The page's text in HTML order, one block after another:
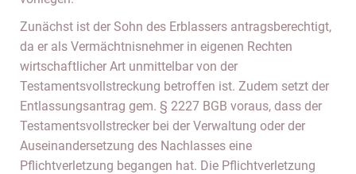
Zunächst ist der Sohn des Erblassers antragsberechtigt,
da er als Vermächtnisnehmer in eigenen Rechten
wirtschaftlicher Art unmittelbar von der
Testamentsvollstreckung betroffen ist. Zudem setzt der
Entlassungsantrag gem. § 2227 BGB voraus, dass der
Testamentsvollstrecker bei der Verwaltung oder der
Auseinandersetzung des Nachlasses eine
Pflichtverletzung begangen hat. Die Pflichtverletzung